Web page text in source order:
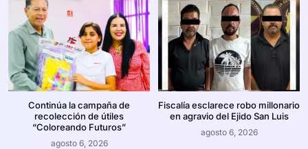
Continúa la campaña de
recolección de útiles
“Coloreando Futuros”
agosto 6, 2026
Fiscalía esclarece robo millonario
en agravio del Ejido San Luis
agosto 6, 2026